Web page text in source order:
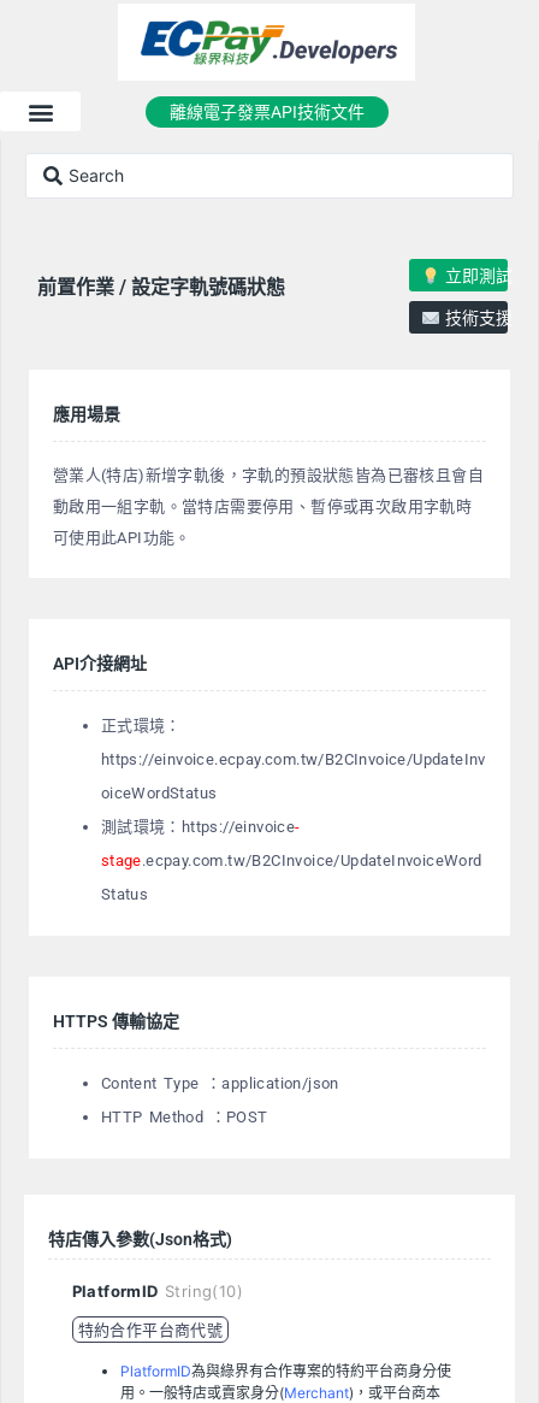
離線電子發票API技術文件
前置作業 / 設定字軌號碼狀態 立即測試
技術支援
應用場景
營業人(特店)新增字軌後，字軌的預設狀態皆為已審核且會自
動啟用一組字軌。當特店需要停用、暫停或再次啟用字軌時
可使用此API功能。
API介接網址
正式環境：
https://einvoice.ecpay.com.tw/B2CInvoice/UpdateInv
oiceWordStatus
測試環境：https://einvoice-
stage.ecpay.com.tw/B2CInvoice/UpdateInvoiceWord
Status
HTTPS 傳輸協定
Content Type ：application/json
HTTP Method ：POST
特店傳入參數(Json格式)
PlatformID String(10)
特約合作平台商代號
PlatformID為與綠界有合作專案的特約平台商身分使
用。一般特店或賣家身分(Merchant)，或平台商本